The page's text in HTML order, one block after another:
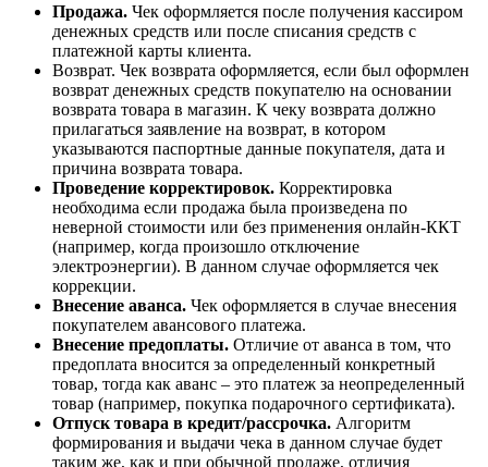
Продажа. Чек оформляется после получения кассиром
денежных средств или после списания средств с
платежной карты клиента.
Возврат. Чек возврата оформляется, если был оформлен
возврат денежных средств покупателю на основании
возврата товара в магазин. К чеку возврата должно
прилагаться заявление на возврат, в котором
указываются паспортные данные покупателя, дата и
причина возврата товара.
Проведение корректировок. Корректировка
необходима если продажа была произведена по
неверной стоимости или без применения онлайн-ККТ
(например, когда произошло отключение
электроэнергии). В данном случае оформляется чек
коррекции.
Внесение аванса. Чек оформляется в случае внесения
покупателем авансового платежа.
Внесение предоплаты. Отличие от аванса в том, что
предоплата вносится за определенный конкретный
товар, тогда как аванс – это платеж за неопределенный
товар (например, покупка подарочного сертификата).
Отпуск товара в кредит/рассрочка. Алгоритм
формирования и выдачи чека в данном случае будет
таким же, как и при обычной продаже, отличия